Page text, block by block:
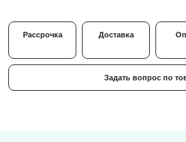
Рассрочка Доставка
Задать вопрос по